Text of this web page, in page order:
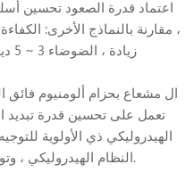
تعمل على تحسين قدرة تبديد
الهيدروليكي ذي الأولوية
النظام الهيدروليكي ، وتوفير الطاقة وتحسين التشغيل الراحة.